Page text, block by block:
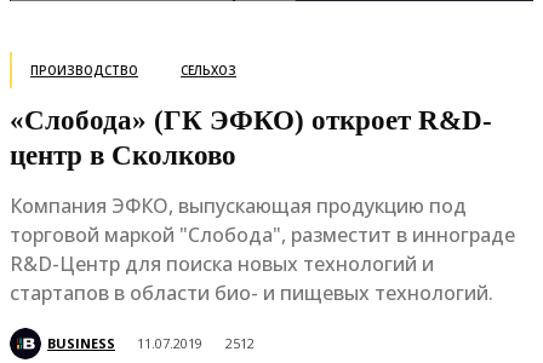
ПРОИЗВОДСТВО СЕЛЬХОЗ
«Слобода» (ГК ЭФКО) откроет R&D-
центр в Сколково
Компания ЭФКО, выпускающая продукцию под
торговой маркой "Слобода", разместит в иннограде
R&D-Центр для поиска новых технологий и
стартапов в области био- и пищевых технологий.
BUSINESS 11.07.2019 2512